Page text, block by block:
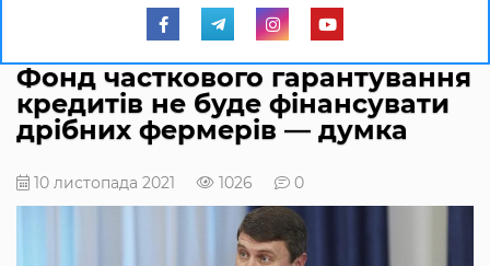
Фонд часткового гарантування
кредитів не буде фінансувати
дрібних фермерів — думка
10 листопада 2021 1026 0